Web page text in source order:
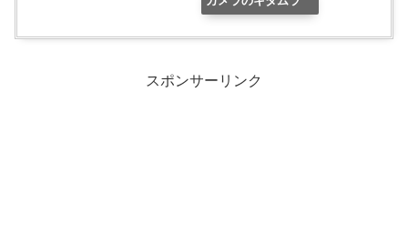
スポンサーリンク